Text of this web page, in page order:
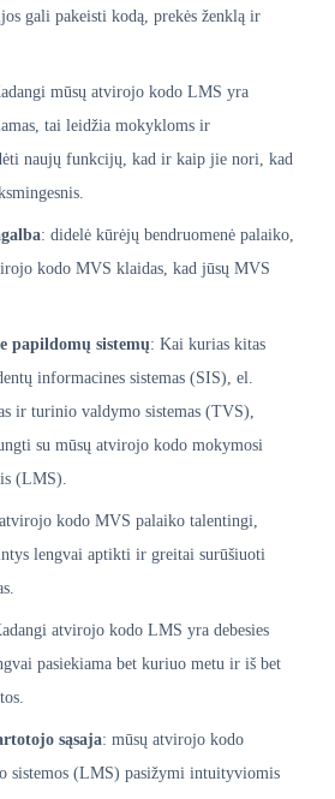
gali pakeisti kodą, prekės ženklą ir
mūsų atvirojo kodo LMS yra
tai leidžia mokykloms ir
naujų funkcijų, kad ir kaip jie nori, kad
: didelė kūrėjų bendruomenė palaiko,
kodo MVS klaidas, kad jūsų MVS
papildomų sistemų: Kai kurias kitas
informacines sistemas (SIS), el.
ir turinio valdymo sistemas (TVS),
su mūsų atvirojo kodo mokymosi
(LMS).
kodo MVS palaiko talentingi,
lengvai aptikti ir greitai surūšiuoti
atvirojo kodo LMS yra debesies
pasiekiama bet kuriuo metu ir iš bet
sąsaja: mūsų atvirojo kodo
sistemos (LMS) pasižymi intuityviomis